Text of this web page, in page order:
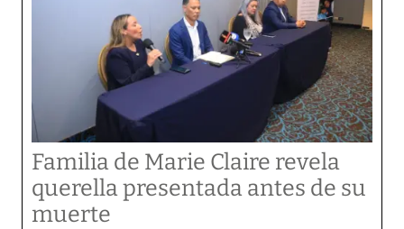
Familia de Marie Claire revela
querella presentada antes de su
muerte